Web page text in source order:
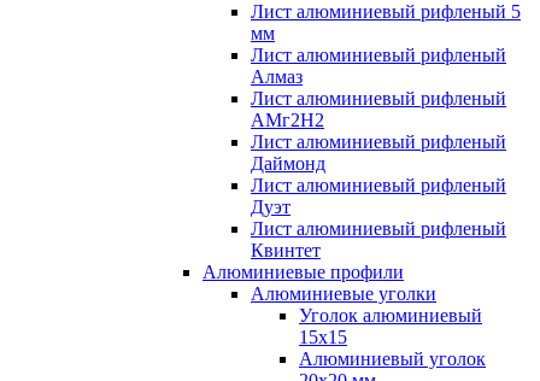
Лист алюминиевый рифленый 5
мм
Лист алюминиевый рифленый
Алмаз
Лист алюминиевый рифленый
АМг2Н2
Лист алюминиевый рифленый
Даймонд
Лист алюминиевый рифленый
Дуэт
Лист алюминиевый рифленый
Квинтет
Алюминиевые профили
Алюминиевые уголки
Уголок алюминиевый
15х15
Алюминиевый уголок